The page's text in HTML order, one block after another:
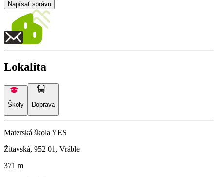
Napísať správu
Lokalita
Školy Doprava
Materská škola YES
Žitavská, 952 01, Vráble
371 m